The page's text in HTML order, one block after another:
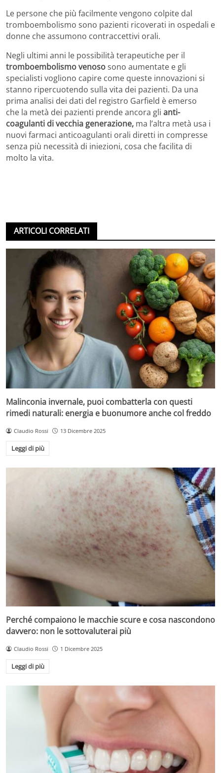
Le persone che più facilmente vengono colpite dal
tromboembolismo sono pazienti ricoverati in ospedali e
donne che assumono contraccettivi orali.
Negli ultimi anni le possibilità terapeutiche per il
tromboembolismo venososono aumentate e gli
specialisti vogliono capire come queste innovazioni si
stanno ripercuotendo sulla vita dei pazienti. Da una
prima analisi dei dati del registro Garfield è emerso
che la metà dei pazienti prende ancora gli anti-
coagulanti di vecchia generazione, ma l’altra metà usa i
nuovi farmaci anticoagulanti orali diretti in compresse
senza più necessità di iniezioni, cosa che facilita di
molto la vita.
ARTICOLI CORRELATI
Malinconia invernale, puoi combatterla con questi
rimedi naturali: energia e buonumore anche col freddo
Claudio Rossi 13 Dicembre 2025
Leggi di più
Perché compaiono le macchie scure e cosa nascondono
davvero: non le sottovaluterai più
Claudio Rossi 1 Dicembre 2025
Leggi di più